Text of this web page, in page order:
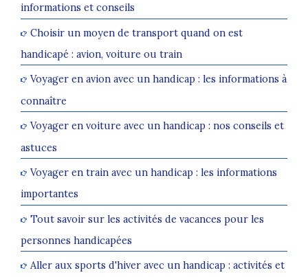
informations et conseils
Choisir un moyen de transport quand on est
handicapé : avion, voiture ou train
Voyager en avion avec un handicap : les informations à
connaître
Voyager en voiture avec un handicap : nos conseils et
astuces
Voyager en train avec un handicap : les informations
importantes
Tout savoir sur les activités de vacances pour les
personnes handicapées
Aller aux sports d'hiver avec un handicap : activités et